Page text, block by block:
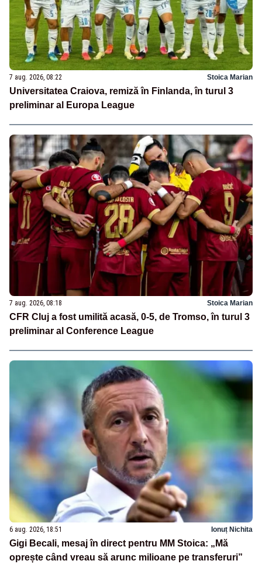
7 aug. 2026, 08:22 Stoica Marian
Universitatea Craiova, remiză în Finlanda, în turul 3
preliminar al Europa League
7 aug. 2026, 08:18 Stoica Marian
CFR Cluj a fost umilită acasă, 0-5, de Tromso, în turul 3
preliminar al Conference League
6 aug. 2026, 18:51 Ionuț Nichita
Gigi Becali, mesaj în direct pentru MM Stoica: „Mă
oprește când vreau să arunc milioane pe transferuri”